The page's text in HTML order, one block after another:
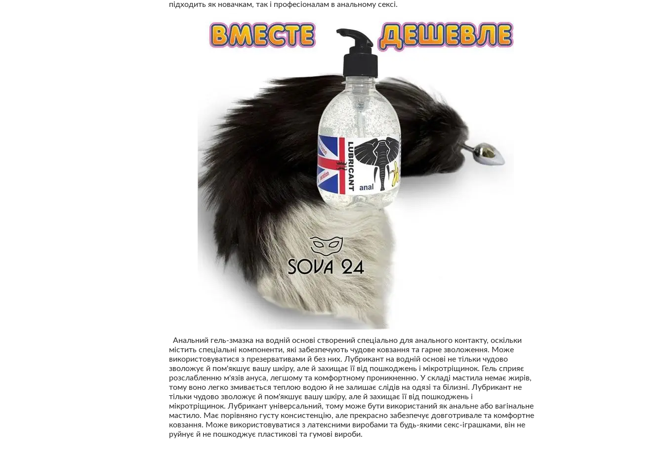
підходить як новачкам, так і професіоналам в анальному сексі.
Анальний гель-змазка на водній основі створений спеціально для анального контакту, оскільки
містить спеціальні компоненти, які забезпечують чудове ковзання та гарне зволоження. Може
використовуватися з презервативами й без них. Лубрикант на водній основі не тільки чудово
зволожує й пом'якшує вашу шкіру, але й захищає її від пошкоджень і мікротріщинок. Гель сприяє
розслабленню м'язів ануса, легшому та комфортному проникненню. У складі мастила немає жирів,
тому воно легко змивається теплою водою й не залишає слідів на одязі та білизні. Лубрикант не
тільки чудово зволожує й пом'якшує вашу шкіру, але й захищає її від пошкоджень і
мікротріщинок. Лубрикант універсальний, тому може бути використаний як анальне або вагінальне
мастило. Має порівняно густу консистенцію, але прекрасно забезпечує довготривале та комфортне
ковзання. Може використовуватися з латексними виробами та будь-якими секс-іграшками, він не
руйнує й не пошкоджує пластикові та гумові вироби.